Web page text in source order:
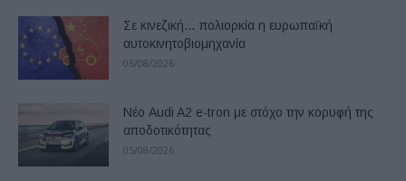
Σε κινεζική… πολιορκία η ευρωπαϊκή
αυτοκινητοβιομηχανία
06/08/2026
Νέο Audi A2 e-tron με στόχο την κορυφή της
αποδοτικότητας
05/08/2026